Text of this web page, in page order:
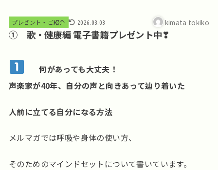
プレゼント・ご紹介 2026.03.03 kimata tokiko
① 歌・健康編 電子書籍プレゼント中❣
何があっても大丈夫！
声楽家が40年、自分の声と向きあって辿り着いた
人前に立てる自分になる方法
メルマガでは呼吸や身体の使い方、
そのためのマインドセットについて書いています。